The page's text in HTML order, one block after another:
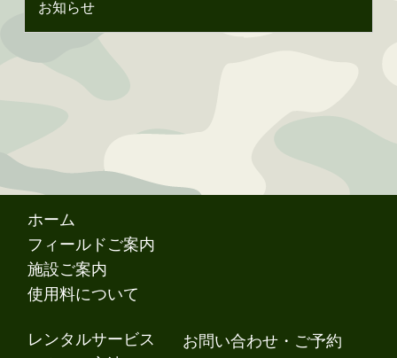
お知らせ
ホーム
フィールドご案内
施設ご案内
使用料について
レンタルサービス
お問い合わせ・ご予約